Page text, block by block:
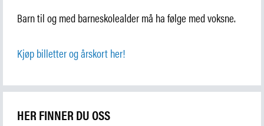
Barn til og med barneskolealder må ha følge med voksne.
Kjøp billetter og årskort her!
HER FINNER DU OSS